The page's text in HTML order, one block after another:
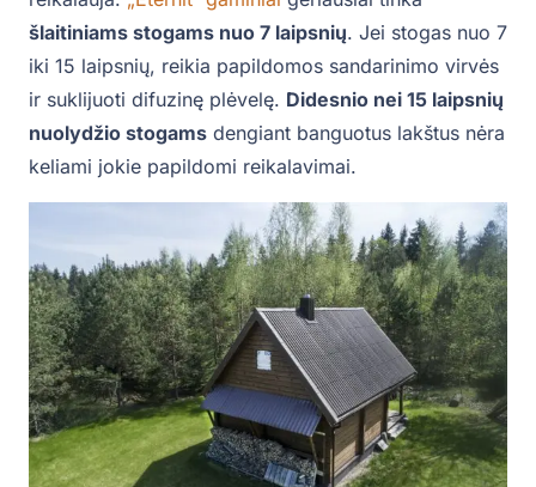
šlaitiniams stogams nuo 7 laipsnių. Jei stogas nuo 7
iki 15 laipsnių, reikia papildomos sandarinimo virvės
ir suklijuoti difuzinę plėvelę. Didesnio nei 15 laipsnių
nuolydžio stogams dengiant banguotus lakštus nėra
keliami jokie papildomi reikalavimai.